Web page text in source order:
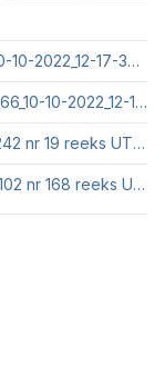
uittreksel_kadastrale_kaart_3521DG166_10-10-2022_12-17-33.pdf
Brondocument_HYP4_13102_167_3521DG166_10-10-2022_12-18-46.pdf
Afschrift openbaar register - Hyp4 dl 6242 nr 19 reeks UTRECHT.pdf
Afschrift openbaar register - Hyp4 dl 13102 nr 168 reeks UTRECHT.pdf